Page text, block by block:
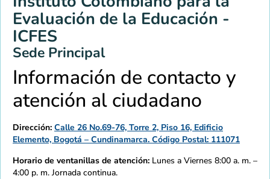
Evaluación de la Educación -
ICFES
Sede Principal
Información de contacto y
atención al ciudadano
Dirección: Calle 26 No.69-76, Torre 2, Piso 16, Edificio
Elemento, Bogotá – Cundinamarca. Código Postal: 111071
Horario de ventanillas de atención: Lunes a Viernes 8:00 a. m. –
4:00 p. m. Jornada continua.